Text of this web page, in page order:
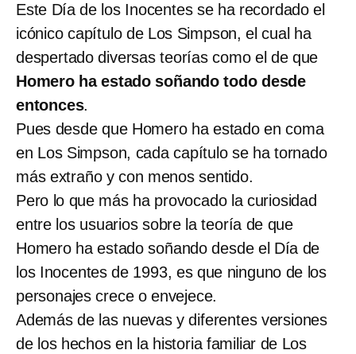
Este Día de los Inocentes se ha recordado el
icónico capítulo de Los Simpson, el cual ha
despertado diversas teorías como el de que
Homero ha estado soñando todo desde
entonces.
Pues desde que Homero ha estado en coma
en Los Simpson, cada capítulo se ha tornado
más extraño y con menos sentido.
Pero lo que más ha provocado la curiosidad
entre los usuarios sobre la teoría de que
Homero ha estado soñando desde el Día de
los Inocentes de 1993, es que ninguno de los
personajes crece o envejece.
Además de las nuevas y diferentes versiones
de los hechos en la historia familiar de Los